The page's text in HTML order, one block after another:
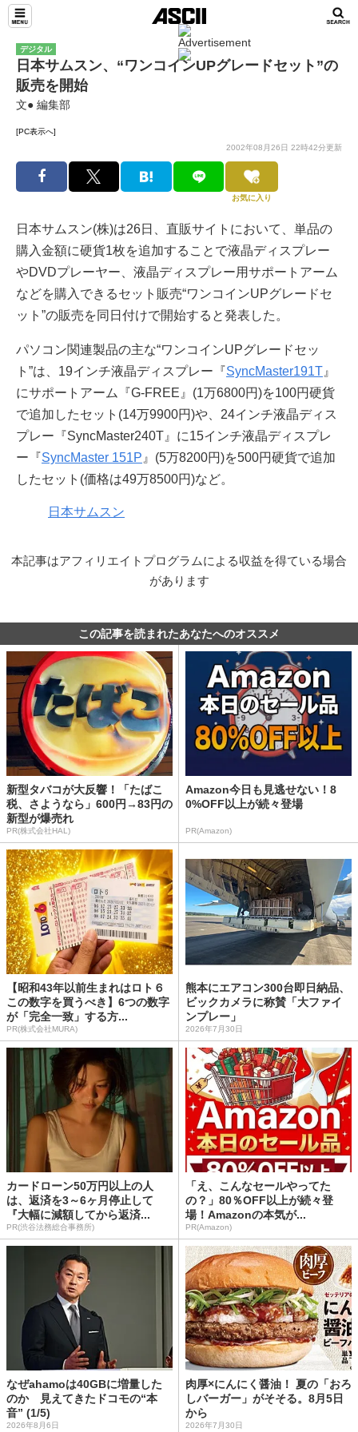
デジタル
日本サムスン、“ワンコインUPグレードセット”の
販売を開始
文● 編集部
[PC表示へ]
2002年08月26日 22時42分更新
お気に入り
日本サムスン(株)は26日、直販サイトにおいて、単品の
購入金額に硬貨1枚を追加することで液晶ディスプレー
やDVDプレーヤー、液晶ディスプレー用サポートアーム
などを購入できるセット販売“ワンコインUPグレードセ
ット”の販売を同日付けで開始すると発表した。
パソコン関連製品の主な“ワンコインUPグレードセッ
ト”は、19インチ液晶ディスプレー『SyncMaster191T 』
にサポートアーム『G-FREE』(1万6800円)を100円硬貨
で追加したセット(14万9900円)や、24インチ液晶ディス
プレー『SyncMaster240T』に15インチ液晶ディスプレ
ー『SyncMaster 151P 』(5万8200円)を500円硬貨で追加
したセット(価格は49万8500円)など。
日本サムスン
本記事はアフィリエイトプログラムによる収益を得ている場合
があります
この記事を読まれたあなたへのオススメ
新型タバコが大反響！「たばこ
税、さようなら」600円→83円の
新型が爆売れ
PR(株式会社HAL)
Amazon今日も見逃せない！8
0%OFF以上が続々登場
PR(Amazon)
【昭和43年以前生まれはロト６
この数字を買うべき】6つの数字
が「完全一致」する方...
PR(株式会社MURA)
熊本にエアコン300台即日納品、
ビックカメラに称賛「大ファイ
ンプレー」
2026年7月30日
カードローン50万円以上の人
は、返済を3～6ヶ月停止して
『大幅に減額してから返済...
PR(渋谷法務総合事務所)
「え、こんなセールやってた
の？」80％OFF以上が続々登
場！Amazonの本気が...
PR(Amazon)
なぜahamoは40GBに増量した
のか 見えてきたドコモの“本
音” (1/5)
2026年8月6日
肉厚×にんにく醤油！ 夏の「おろ
しバーガー」がそそる。8月5日
から
2026年7月30日